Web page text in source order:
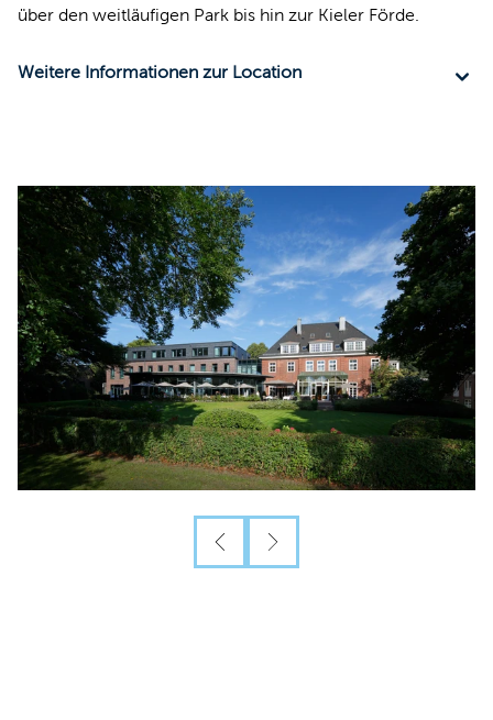
über den weitläufigen Park bis hin zur Kieler Förde.
Weitere Informationen zur Location